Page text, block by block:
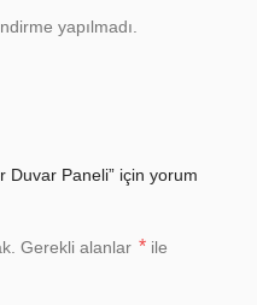
yapılmadı.
Duvar Paneli” için yorum
Gerekli alanlar * ile